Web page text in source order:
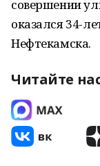
совершении
оказался 34-
Нефтекамска.
Читайте